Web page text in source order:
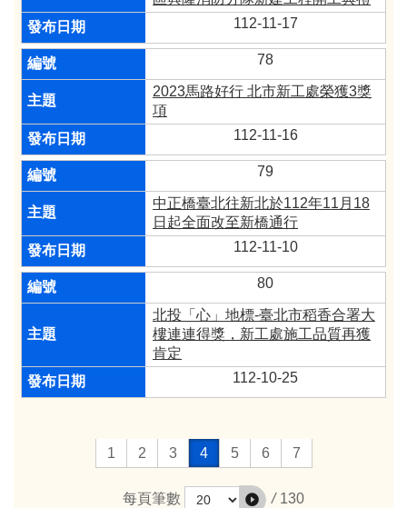
112-11-17
78
2023馬路好行 北市新工處榮獲3獎
項
112-11-16
79
中正橋臺北往新北於112年11月18
日起全面改至新橋通行
112-11-10
80
北投「心」地標-臺北市稻香合署大
樓連連得獎，新工處施工品質再獲
肯定
112-10-25
1 2 3 4 5 6 7
每頁筆數 / 130